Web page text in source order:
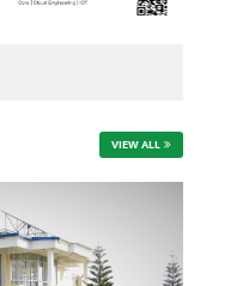
VIEW ALL